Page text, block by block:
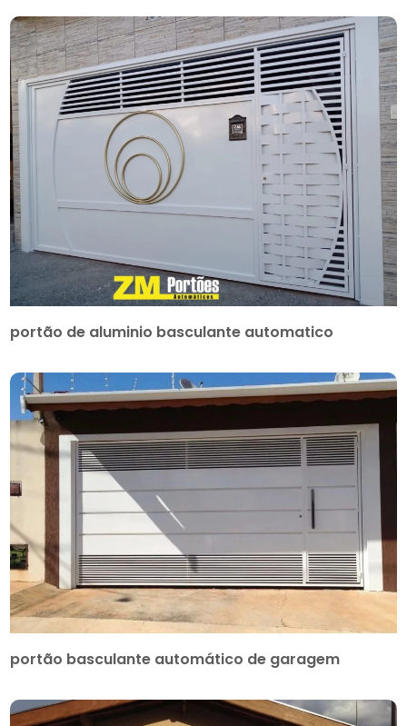
portão de aluminio basculante automatico
portão basculante automático de garagem